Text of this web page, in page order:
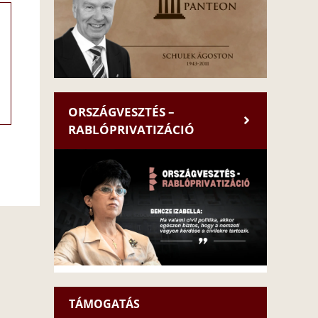
ORSZÁGVESZTÉS –
RABLÓPRIVATIZÁCIÓ
TÁMOGATÁS